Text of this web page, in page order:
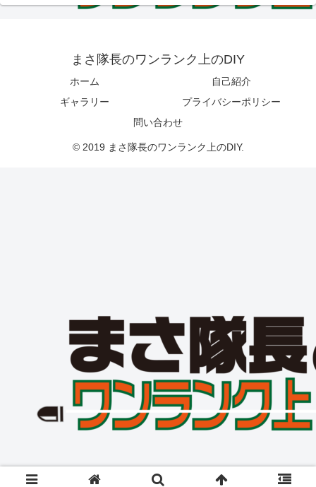
まさ隊長のワンランク上のDIY
ホーム
自己紹介
ギャラリー
プライバシーポリシー
問い合わせ
© 2019 まさ隊長のワンランク上のDIY.